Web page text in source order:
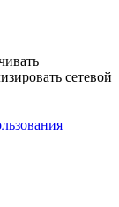
сетевой